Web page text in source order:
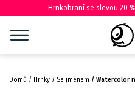
Hrnkobraní se slevou 20
Domů Hrnky Se jménem Watercolor